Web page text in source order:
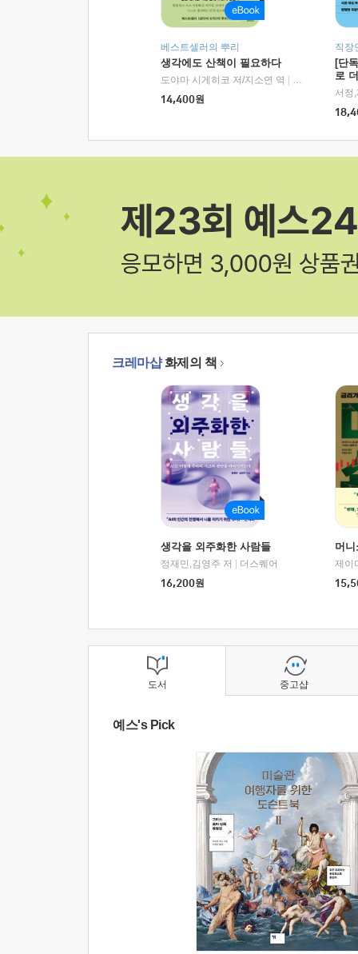
베스트셀러의 뿌리
생각에도 산책이 필요하다
도야마 시게히코 저/지소연 역
알에이치코리
14,400원
직장
[단
로
크레마샵화제의 책
생각을 외주화한 사람들
정재민,김영주 저
더스퀘어
16,200원
머
도서
예스's Pick
중고샵